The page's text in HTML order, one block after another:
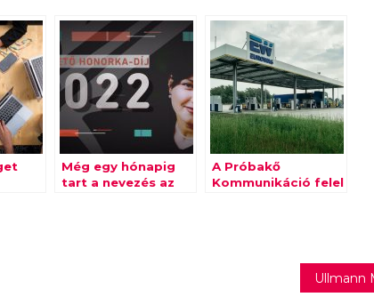
Még egy hónapig
tart a nevezés az
A Próbakő
Kommunikáció felel